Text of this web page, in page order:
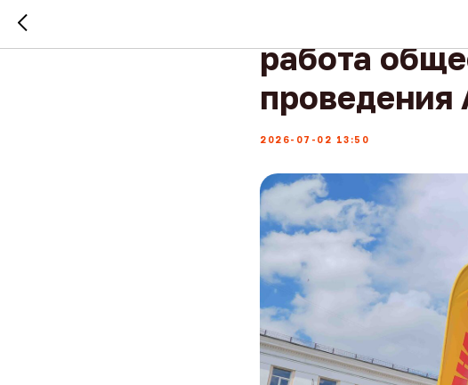
С
работа
проведения
2026-07-02 13:50